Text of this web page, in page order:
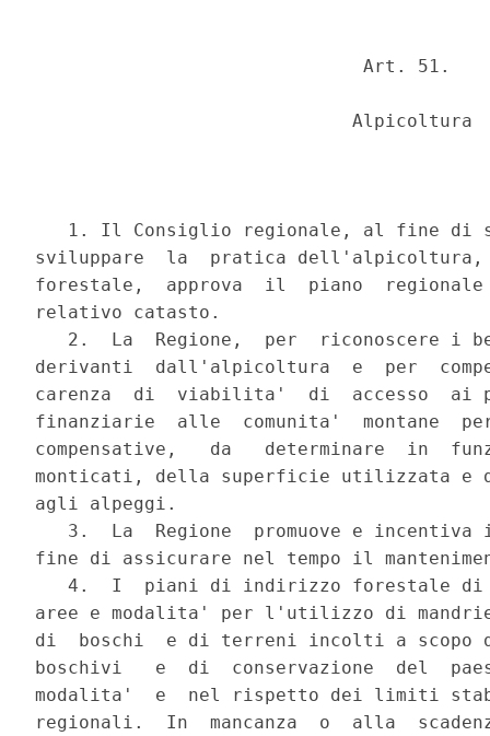
                              Art. 51.
                             Alpicoltura
1. Il Consiglio regionale, al fine di
sviluppare  la  pratica dell'alpicoltura,
forestale,  approva  il  piano
relativo catasto.
2.  La  Regione,  per  riconoscere i
derivanti  dall'alpicoltura  e  per
carenza  di  viabilita'  di  accesso  ai
finanziarie  alle  comunita'  montane
compensative,   da   determinare  in
monticati, della superficie utilizzata e
agli alpeggi.
3.  La  Regione  promuove e incentiva
fine di assicurare nel tempo il
4.  I  piani di indirizzo forestale
aree e modalita' per l'utilizzo di
di  boschi  e di terreni incolti a scopo
boschivi   e  di  conservazione  del
modalita'  e  nel rispetto dei limiti
regionali.  In  mancanza  o  alla